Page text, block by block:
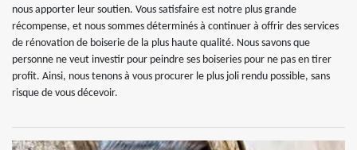
nous apporter leur soutien. Vous satisfaire est notre plus grande
récompense, et nous sommes déterminés à continuer à offrir des services
de rénovation de boiserie de la plus haute qualité. Nous savons que
personne ne veut investir pour peindre ses boiseries pour ne pas en tirer
profit. Ainsi, nous tenons à vous procurer le plus joli rendu possible, sans
risque de vous décevoir.